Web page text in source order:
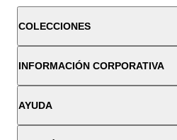
COLECCIONES
INFORMACIÓN CORPORATIVA
AYUDA